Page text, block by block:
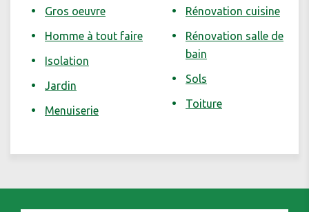
Gros oeuvre
Homme à tout faire
Isolation
Jardin
Menuiserie
Rénovation cuisine
Rénovation salle de
bain
Sols
Toiture